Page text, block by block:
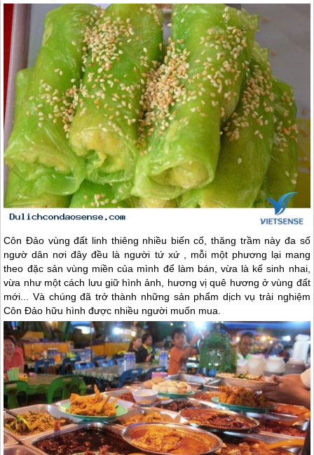
Côn Đảo vùng đất linh thiêng nhiều biến cố, thăng trầm này đa số
ngườ dân nơi đây đều là người tứ xứ , mỗi một phương lại mang
theo đặc sản vùng miền của mình để làm bán, vừa là kế sinh nhai,
vừa như một cách lưu giữ hình ảnh, hương vị quê hương ở vùng đất
mới... Và chúng đã trở thành những sản phẩm dịch vụ trải nghiệm
Côn Đảo hữu hình được nhiều người muốn mua.